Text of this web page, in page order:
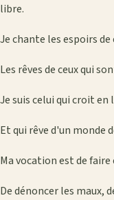
libre.
Je chante les espoirs
Les rêves de ceux qui
Je suis celui qui croit
Et qui rêve d'un monde
Ma vocation est de
De dénoncer les maux,